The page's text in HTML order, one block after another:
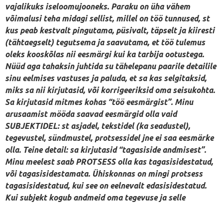
vajalikuks iseloomujooneks. Paraku on üha vähem
võimalusi teha midagi sellist, millel on töö tunnused, st
kus peab kestvalt pingutama, püsivalt, täpselt ja kiiresti
(tähtaegselt) tegutsema ja saavutama, et töö tulemus
oleks kooskõlas nii eesmärgi kui ka tarbija ootustega.
Nüüd aga tahaksin juhtida su tähelepanu paarile detailile
sinu eelmises vastuses ja paluda, et sa kas selgitaksid,
miks sa nii kirjutasid, või korrigeeriksid oma seisukohta.
Sa kirjutasid mitmes kohas “töö eesmärgist”. Minu
arusaamist mööda saavad eesmärgid olla vaid
SUBJEKTIDEL: st asjadel, tekstidel (ka seadustel),
tegevustel, sündmustel, protsessidel jne ei saa eesmärke
olla. Teine detail: sa kirjutasid “tagasiside andmisest”.
Minu meelest saab PROTSESS olla kas tagasisidestatud,
või tagasisidestamata. Ühiskonnas on mingi protsess
tagasisidestatud, kui see on eelnevalt edasisidestatud.
Kui subjekt kogub andmeid oma tegevuse ja selle